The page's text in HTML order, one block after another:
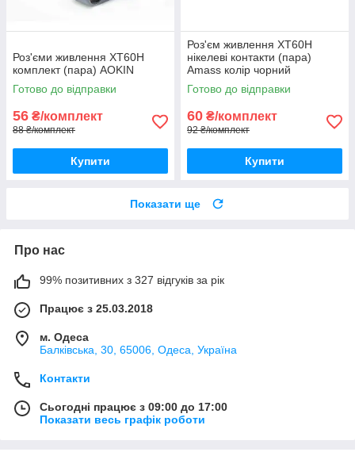
Роз'єми живлення XT60H
комплект (пара) AOKIN
Готово до відправки
56 ₴/комплект
88 ₴/комплект
Купити
Роз'єм живлення XT60H
нікелеві контакти (пара)
Amass колір чорний
Готово до відправки
60 ₴/комплект
92 ₴/комплект
Купити
Показати ще
Про нас
99% позитивних з 327 відгуків за рік
Працює з 25.03.2018
м. Одеса
Балківська, 30, 65006, Одеса, Україна
Контакти
Сьогодні працює з 09:00 до 17:00
Показати весь графік роботи